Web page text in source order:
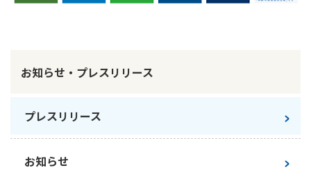
お知らせ・プレスリリース
プレスリリース
お知らせ